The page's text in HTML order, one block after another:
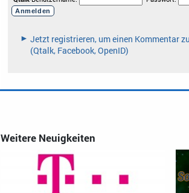
Weitere Neuigkeiten